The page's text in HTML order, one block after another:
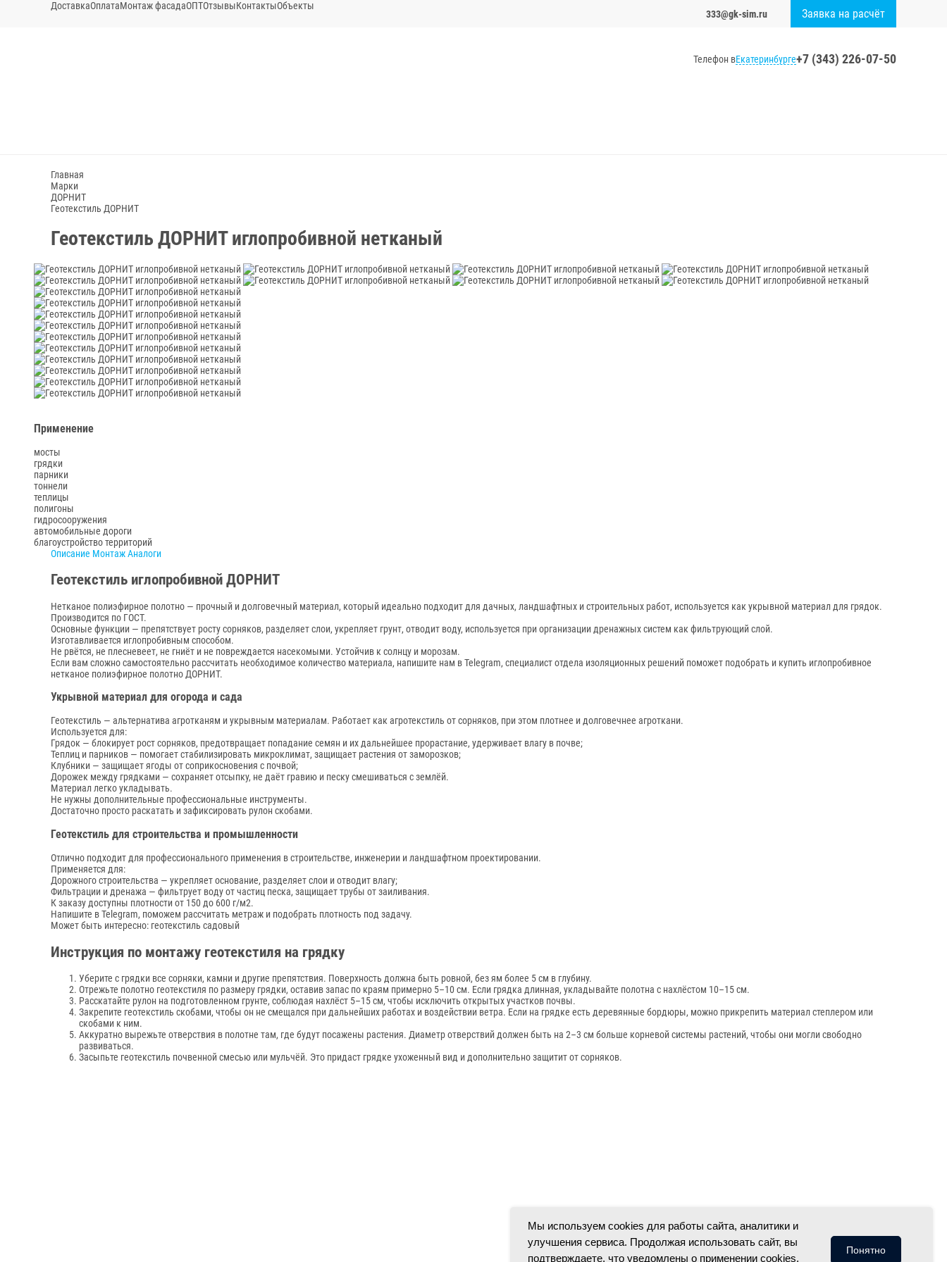
Мы используем cookies для работы сайта, аналитики и
улучшения сервиса. Продолжая использовать сайт, вы
подтверждаете, что уведомлены о применении cookies.
Понятно
ДоставкаОплатаМонтаж фасадаОПТОтзывыКонтактыОбъекты
333@gk-sim.ru Заявка на расчёт
Телефон вЕкатеринбурге+7 (343) 226-07-50
Главная
Марки
ДОРНИТ
Геотекстиль ДОРНИТ
Геотекстиль ДОРНИТ иглопробивной нетканый
Применение
мосты
грядки
парники
тоннели
теплицы
полигоны
гидросооружения
автомобильные дороги
благоустройство территорий
Описание МонтажАналоги
Геотекстиль иглопробивной ДОРНИТ
Нетканое полиэфирное полотно — прочный и долговечный материал, который идеально подходит для дачных, ландшафтных и строительных работ, используется как укрывной материал для грядок.
Производится по ГОСТ.
Основные функции — препятствует росту сорняков, разделяет слои, укрепляет грунт, отводит воду, используется при организации дренажных систем как фильтрующий слой.
Изготавливается иглопробивным способом.
Не рвётся, не плесневеет, не гниёт и не повреждается насекомыми. Устойчив к солнцу и морозам.
Если вам сложно самостоятельно рассчитать необходимое количество материала, напишите нам в Telegram, специалист отдела изоляционных решений поможет подобрать и купить иглопробивное
нетканое полиэфирное полотно ДОРНИТ.
Укрывной материал для огорода и сада
Геотекстиль — альтернатива агротканям и укрывным материалам. Работает как агротекстиль от сорняков, при этом плотнее и долговечнее агроткани.
Используется для:
Грядок — блокирует рост сорняков, предотвращает попадание семян и их дальнейшее прорастание, удерживает влагу в почве;
Теплиц и парников — помогает стабилизировать микроклимат, защищает растения от заморозков;
Клубники — защищает ягоды от соприкосновения с почвой;
Дорожек между грядками — сохраняет отсыпку, не даёт гравию и песку смешиваться с землёй.
Материал легко укладывать.
Не нужны дополнительные профессиональные инструменты.
Достаточно просто раскатать и зафиксировать рулон скобами.
Геотекстиль для строительства и промышленности
Отлично подходит для профессионального применения в строительстве, инженерии и ландшафтном проектировании.
Применяется для:
Дорожного строительства — укрепляет основание, разделяет слои и отводит влагу;
Фильтрации и дренажа — фильтрует воду от частиц песка, защищает трубы от заиливания.
К заказу доступны плотности от 150 до 600 г/м2.
Напишите в Telegram, поможем рассчитать метраж и подобрать плотность под задачу.
Может быть интересно: геотекстиль садовый
Инструкция по монтажу геотекстиля на грядку
Уберите с грядки все сорняки, камни и другие препятствия. Поверхность должна быть ровной, без ям более 5 см в глубину.
Отрежьте полотно геотекстиля по размеру грядки, оставив запас по краям примерно 5–10 см. Если грядка длинная, укладывайте полотна с нахлёстом 10–15 см.
Расскатайте рулон на подготовленном грунте, соблюдая нахлёст 5–15 см, чтобы исключить открытых участков почвы.
Закрепите геотекстиль скобами, чтобы он не смещался при дальнейших работах и воздействии ветра. Если на грядке есть деревянные бордюры, можно прикрепить материал степлером или
скобами к ним.
Аккуратно вырежьте отверствия в полотне там, где будут посажены растения. Диаметр отверствий должен быть на 2–3 см больше корневой системы растений, чтобы они могли свободно
развиваться.
Засыпьте геотекстиль почвенной смесью или мульчёй. Это придаст грядке ухоженный вид и дополнительно защитит от сорняков.